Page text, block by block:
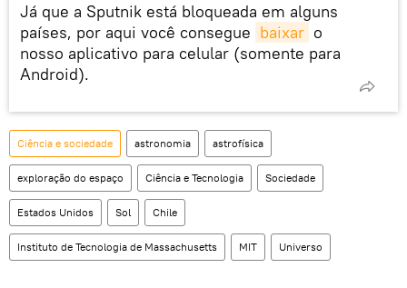
Já que a Sputnik está bloqueada em alguns
países, por aqui você consegue baixar o
nosso aplicativo para celular (somente para
Android).
Ciência e sociedade astronomia astrofísica
exploração do espaço Ciência e Tecnologia Sociedade
Estados Unidos Sol Chile
Instituto de Tecnologia de Massachusetts MIT Universo